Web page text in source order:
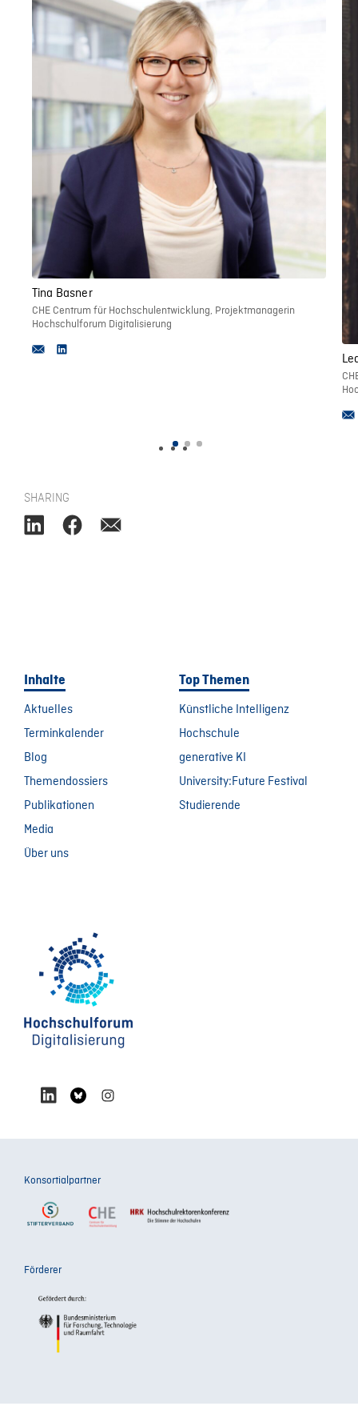
Tina Basner
CHE Centrum für Hochschulentwicklung, Projektmanagerin
Hochschulforum Digitalisierung
SHARING
Inhalte
Aktuelles
Terminkalender
Blog
Themendossiers
Publikationen
Media
Über uns
Top Themen
Künstliche Intelligenz
Hochschule
generative KI
University:Future Festival
Studierende
Konsortialpartner
Förderer